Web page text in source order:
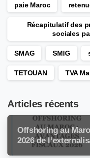
paie Maroc
Récapitulatif des
sociales
SMAG SMIG
TETOUAN TVA
Articles récents
Offshoring au
2026 de